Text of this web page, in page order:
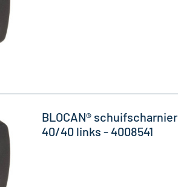
BLOCAN® schuifscharnier
40/40 links - 4008541